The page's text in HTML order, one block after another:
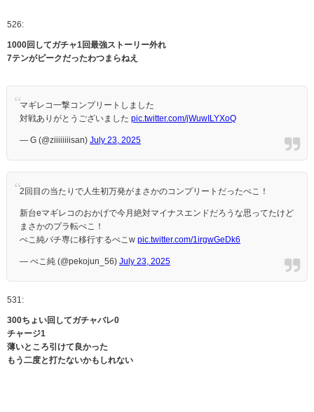
526:
1000回してガチャ1回最強ストーリー外れ
7テンがピークだったわつまらねえ
マギレコ一撃コンプリートしました
対戦ありがとうございました pic.twitter.com/jWuwILYXoQ
— G (@ziiiiiiiisan) July 23, 2025
2回目の当たりで人生初万発がまさかのコンプリートだったぺこ！
新台eマギレコのおかげで今月絶対マイナスエンドだろうな思ってたけど
まさかのプラ転ぺこ！
ぺこ純パチ専に移行するぺこw pic.twitter.com/1irgwGeDk6
— ぺこ純 (@pekojun_56) July 23, 2025
531:
300ちょい回してガチャバレ0
チャージ1
薄いところ引けて良かった
もう二度と打たないかもしれない